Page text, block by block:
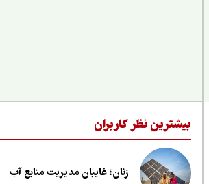
نظر کاربران
زنان؛ غایبان مدیریت منابع آب